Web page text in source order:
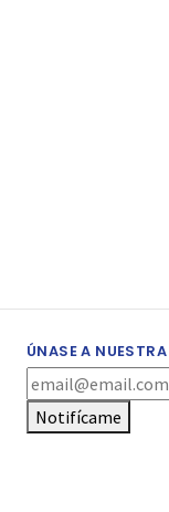
ÚNASE A
Notifícame